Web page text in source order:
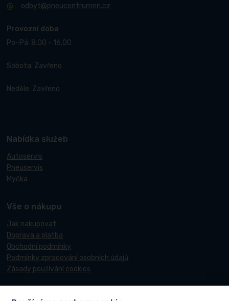
odbyt@pneucentrumnn.cz
Provozní doba
Po–Pá: 8.00 - 16.00
Sobota: Zavřeno
Neděle: Zavřeno
Nabídka služeb
Autoservis
Pneuservis
Myčka
Vše o nákupu
Jak nakupovat
Doprava a platba
Obchodní podmínky
Podmínky zpracování osobních údajů
Zásady používání cookies